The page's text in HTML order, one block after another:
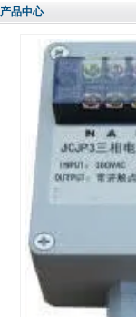
产品中心